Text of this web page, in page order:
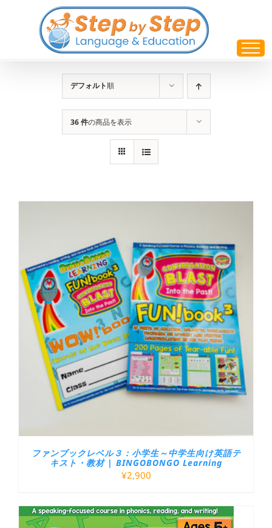
デフォルト順
36 件の商品を表示
ファンブックレベル３：小学生～中学生向け英語テ
キスト・教材 | BINGOBONGO Learning
¥2,900